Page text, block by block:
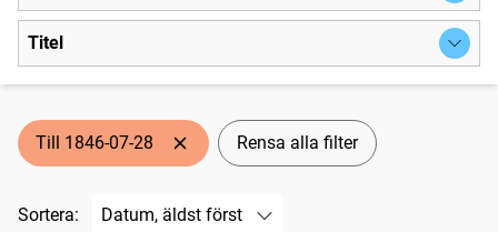
Titel
Till 1846-07-28 Rensa alla filter
Sortera: